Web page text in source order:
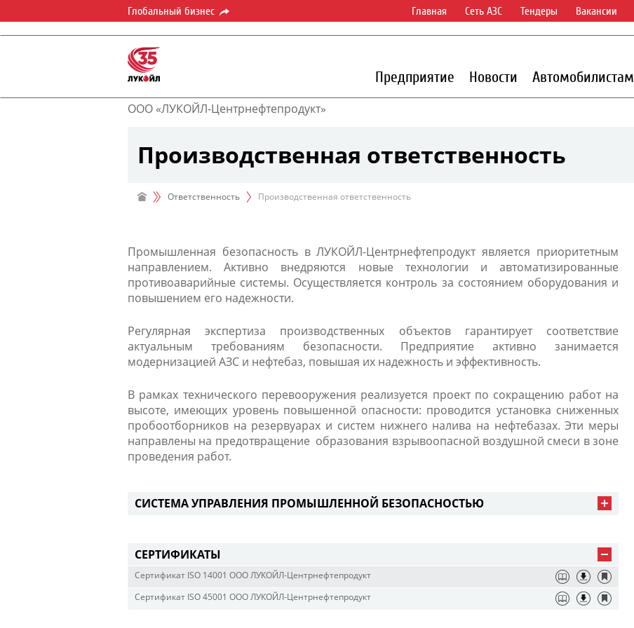
Глобальный бизнес Главная Сеть АЗС Тендеры Вакансии
Предприятие Новости Автомобилистам
ООО «ЛУКОЙЛ-Центрнефтепродукт»
Производственная ответственность
Ответственность Производственная ответственность
Промышленная безопасность в ЛУКОЙЛ-Центрнефтепродукт является приоритетным
направлением. Активно внедряются новые технологии и автоматизированные
противоаварийные системы. Осуществляется контроль за состоянием оборудования и
повышением его надежности.
Регулярная экспертиза производственных объектов гарантирует соответствие
актуальным требованиям безопасности. Предприятие активно занимается
модернизацией АЗС и нефтебаз, повышая их надежность и эффективность.
В рамках технического перевооружения реализуется проект по сокращению работ на
высоте, имеющих уровень повышенной опасности: проводится установка сниженных
пробоотборников на резервуарах и систем нижнего налива на нефтебазах. Эти меры
направлены на предотвращение образования взрывоопасной воздушной смеси в зоне
проведения работ.
СИСТЕМА УПРАВЛЕНИЯ ПРОМЫШЛЕННОЙ БЕЗОПАСНОСТЬЮ
СЕРТИФИКАТЫ
Сертификат ISO 14001 ООО ЛУКОЙЛ-Центрнефтепродукт
Сертификат ISO 45001 ООО ЛУКОЙЛ-Центрнефтепродукт